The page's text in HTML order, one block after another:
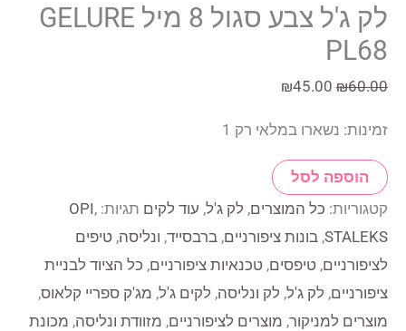
לק ג'ל צבע סגול 8 מיל GELURE
PL68
₪60.00
המחיר
היה:
₪60.00.
₪45.00
הוא:
₪45.00.
זמינות: נשארו במלאי רק 1
כמות
של
לק
ג'ל
הוספה לסל
קטגוריות: כל המוצרים, לק ג'ל, עוד לקים תגיות: OPI,
STALEKS
, בונות ציפורניים, ברבסייד, ונליסה, טיפים
לציפורניים, טיפסים, טכנאיות ציפורניים, כל הציוד לבניית
ציפורניים, לק ג'ל, לק ונליסה, לקים ג'ל, מג'ק ספריי קלאוס,
מוצרים למניקור, מוצרים לציפורניים, מזוודת ונליסה, מכונת